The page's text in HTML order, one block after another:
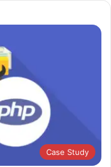
Case Study